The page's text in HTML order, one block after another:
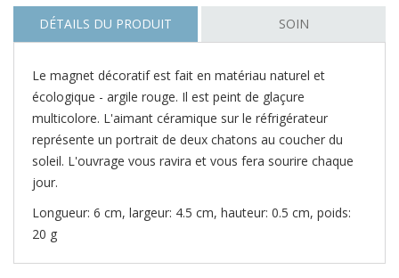
DÉTAILS DU PRODUIT
SOIN
Le magnet décoratif est fait en matériau naturel et
écologique - argile rouge. Il est peint de glaçure
multicolore. L'aimant céramique sur le réfrigérateur
représente un portrait de deux chatons au coucher du
soleil. L'ouvrage vous ravira et vous fera sourire chaque
jour.
Longueur: 6 cm, largeur: 4.5 cm, hauteur: 0.5 cm, poids:
20 g